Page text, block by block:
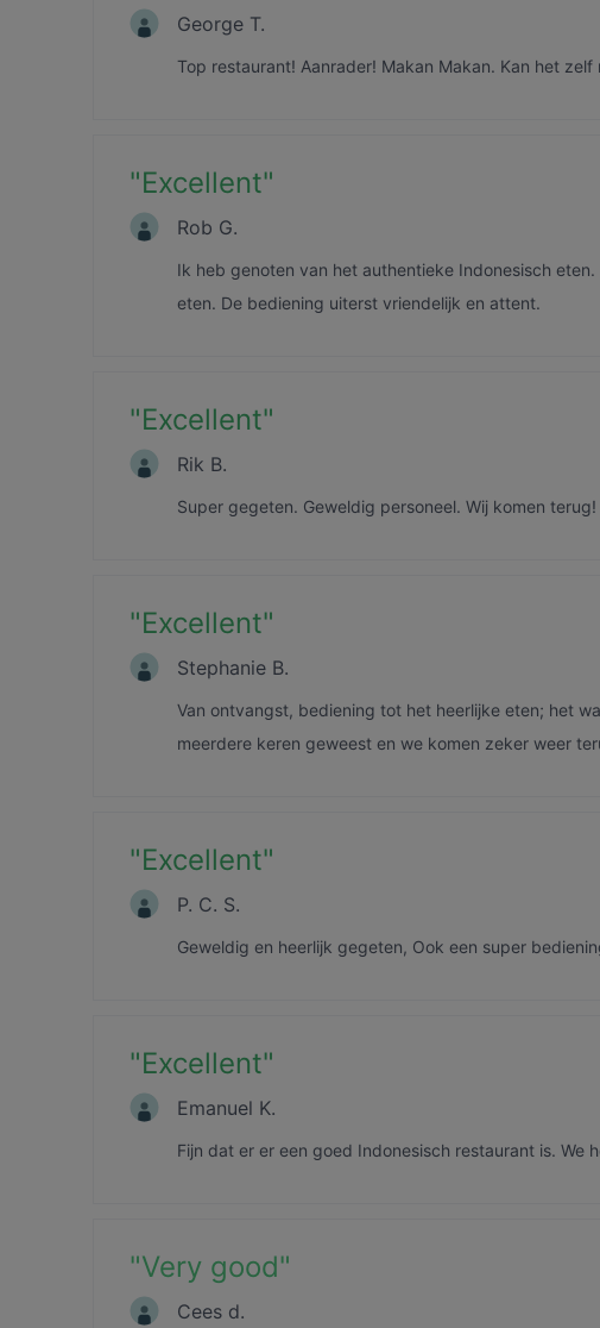
George T.
Top restaurant! Aanrader! Makan Makan. Kan het zelf
"Excellent"
Rob G.
Ik heb genoten van het authentieke Indonesisch
eten. De bediening uiterst vriendelijk en attent.
"Excellent"
Rik B.
Super gegeten. Geweldig personeel. Wij komen
"Excellent"
Stephanie B.
Van ontvangst, bediening tot het heerlijke eten; het
meerdere keren geweest en we komen zeker weer
"Excellent"
P. C. S.
Geweldig en heerlijk gegeten, Ook een super
"Excellent"
Emanuel K.
Fijn dat er er een goed Indonesisch restaurant is.
"Very good"
Cees d.